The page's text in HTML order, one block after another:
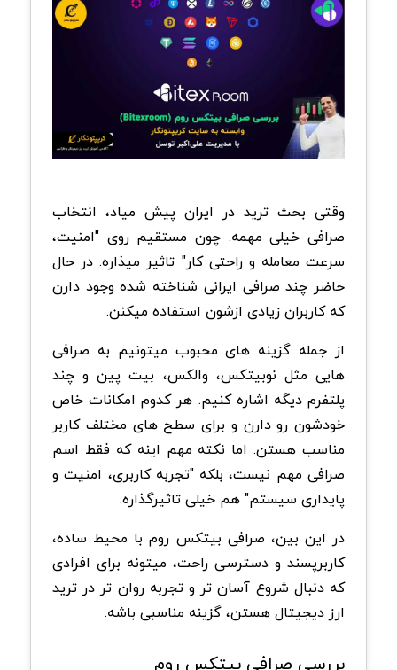
وقتی بحث ترید در ایران پیش میاد، انتخاب
صرافی خیلی مهمه. چون مستقیم روی "امنیت،
سرعت معامله و راحتی کار" تاثیر میذاره. در حال
حاضر چند صرافی ایرانی شناخته شده وجود دارن
که کاربران زیادی ازشون استفاده میکنن.
از جمله گزینه های محبوب میتونیم به صرافی
هایی مثل نوبیتکس، والکس، بیت پین و چند
پلتفرم دیگه اشاره کنیم. هر کدوم امکانات خاص
خودشون رو دارن و برای سطح های مختلف کاربر
مناسب هستن. اما نکته مهم اینه که فقط اسم
صرافی مهم نیست، بلکه "تجربه کاربری، امنیت و
پایداری سیستم" هم خیلی تاثیرگذاره.
در این بین، صرافی بیتکس روم با محیط ساده،
کاربرپسند و دسترسی راحت، میتونه برای افرادی
که دنبال شروع آسان تر و تجربه روان تر در ترید
ارز دیجیتال هستن، گزینه مناسبی باشه.
بررسی صرافی بیتکس روم